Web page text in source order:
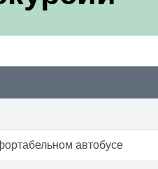
автобусе